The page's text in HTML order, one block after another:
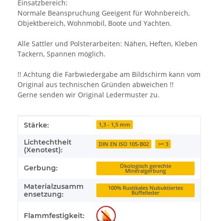
Einsatzbereich:
Normale Beanspruchung Geeigent für Wohnbereich,
Objektbereich, Wohnmobil, Boote und Yachten.
Alle Sattler und Polsterarbeiten: Nähen, Heften, Kleben
Tackern, Spannen möglich.
!! Achtung die Farbwiedergabe am Bildschirm kann vom
Original aus technischen Gründen abweichen !!
Gerne senden wir Original Ledermuster zu.
Produkteigenschaft
Wert
Stärke: 1,3 - 1,5 mm
Lichtechtheit
(Xenotest):
DIN EN ISO 105-B02 >= 3
Gerbung: Ökologisch gerechte
Mineralgerbung
Materialzusamm
ensetzung:
100% Rustikales Nubuktiertes
Büffelleder
Flammfestigkeit: